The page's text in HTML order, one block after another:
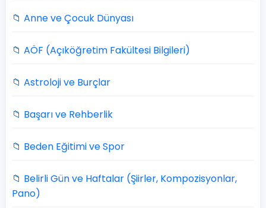
📁 Anne ve Çocuk Dünyası
📁 AÖF (Açıköğretim Fakültesi Bilgileri)
📁 Astroloji ve Burçlar
📁 Başarı ve Rehberlik
📁 Beden Eğitimi ve Spor
📁 Belirli Gün ve Haftalar (Şiirler, Kompozisyonlar,
Pano)